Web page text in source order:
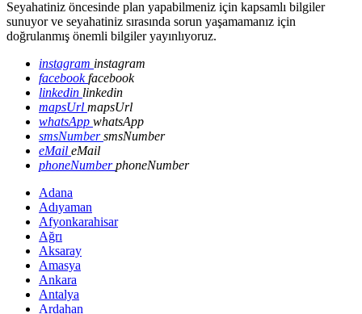
Seyahatiniz öncesinde plan yapabilmeniz için kapsamlı bilgiler
sunuyor ve seyahatiniz sırasında sorun yaşamamanız için
doğrulanmış önemli bilgiler yayınlıyoruz.
instagram instagram
facebookfacebook
linkedin linkedin
mapsUrl mapsUrl
whatsApp whatsApp
smsNumbersmsNumber
eMail eMail
phoneNumberphoneNumber
Adana
Adıyaman
Afyonkarahisar
Ağrı
Aksaray
Amasya
Ankara
Antalya
Ardahan